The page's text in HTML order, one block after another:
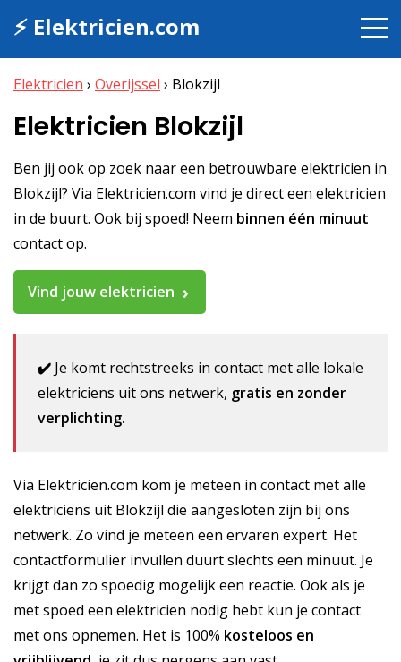
⚡ Elektricien.com
Elektricien › Overijssel › Blokzijl
Elektricien Blokzijl
Ben jij ook op zoek naar een betrouwbare elektricien in
Blokzijl? Via Elektricien.com vind je direct een elektricien
in de buurt. Ook bij spoed! Neem binnen één minuut
contact op.
Vind jouw elektricien
✔️ Je komt rechtstreeks in contact met alle lokale
elektriciens uit ons netwerk, gratis en zonder
verplichting.
Via Elektricien.com kom je meteen in contact met alle
elektriciens uit Blokzijl die aangesloten zijn bij ons
netwerk. Zo vind je meteen een ervaren expert. Het
contactformulier invullen duurt slechts een minuut. Je
krijgt dan zo spoedig mogelijk een reactie. Ook als je
met spoed een elektricien nodig hebt kun je contact
met ons opnemen. Het is 100% kosteloos en